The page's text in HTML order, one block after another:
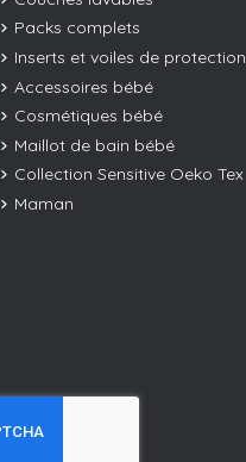
Packs complets
Inserts et voiles de protection
Accessoires bébé
Cosmétiques bébé
Maillot de bain bébé
Collection Sensitive Oeko Tex
Maman